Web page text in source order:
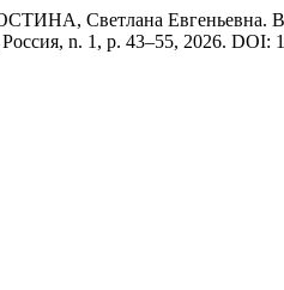
Светлана Евгеньевна.
n. 1, p. 43–55, 2026. DOI: